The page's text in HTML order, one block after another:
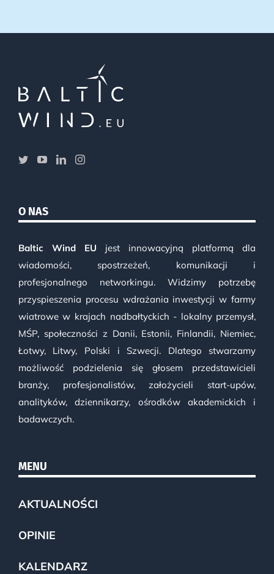
O NAS
Baltic Wind EU jest innowacyjną platformą dla
wiadomości, spostrzeżeń, komunikacji i
profesjonalnego networkingu. Widzimy potrzebę
przyspieszenia procesu wdrażania inwestycji w farmy
wiatrowe w krajach nadbałtyckich - lokalny przemysł,
MŚP, społeczności z Danii, Estonii, Finlandii, Niemiec,
Łotwy, Litwy, Polski i Szwecji. Dlatego stwarzamy
możliwość podzielenia się głosem przedstawicieli
branży, profesjonalistów, założycieli start-upów,
analityków, dziennikarzy, ośrodków akademickich i
badawczych.
MENU
AKTUALNOŚCI
OPINIE
KALENDARZ